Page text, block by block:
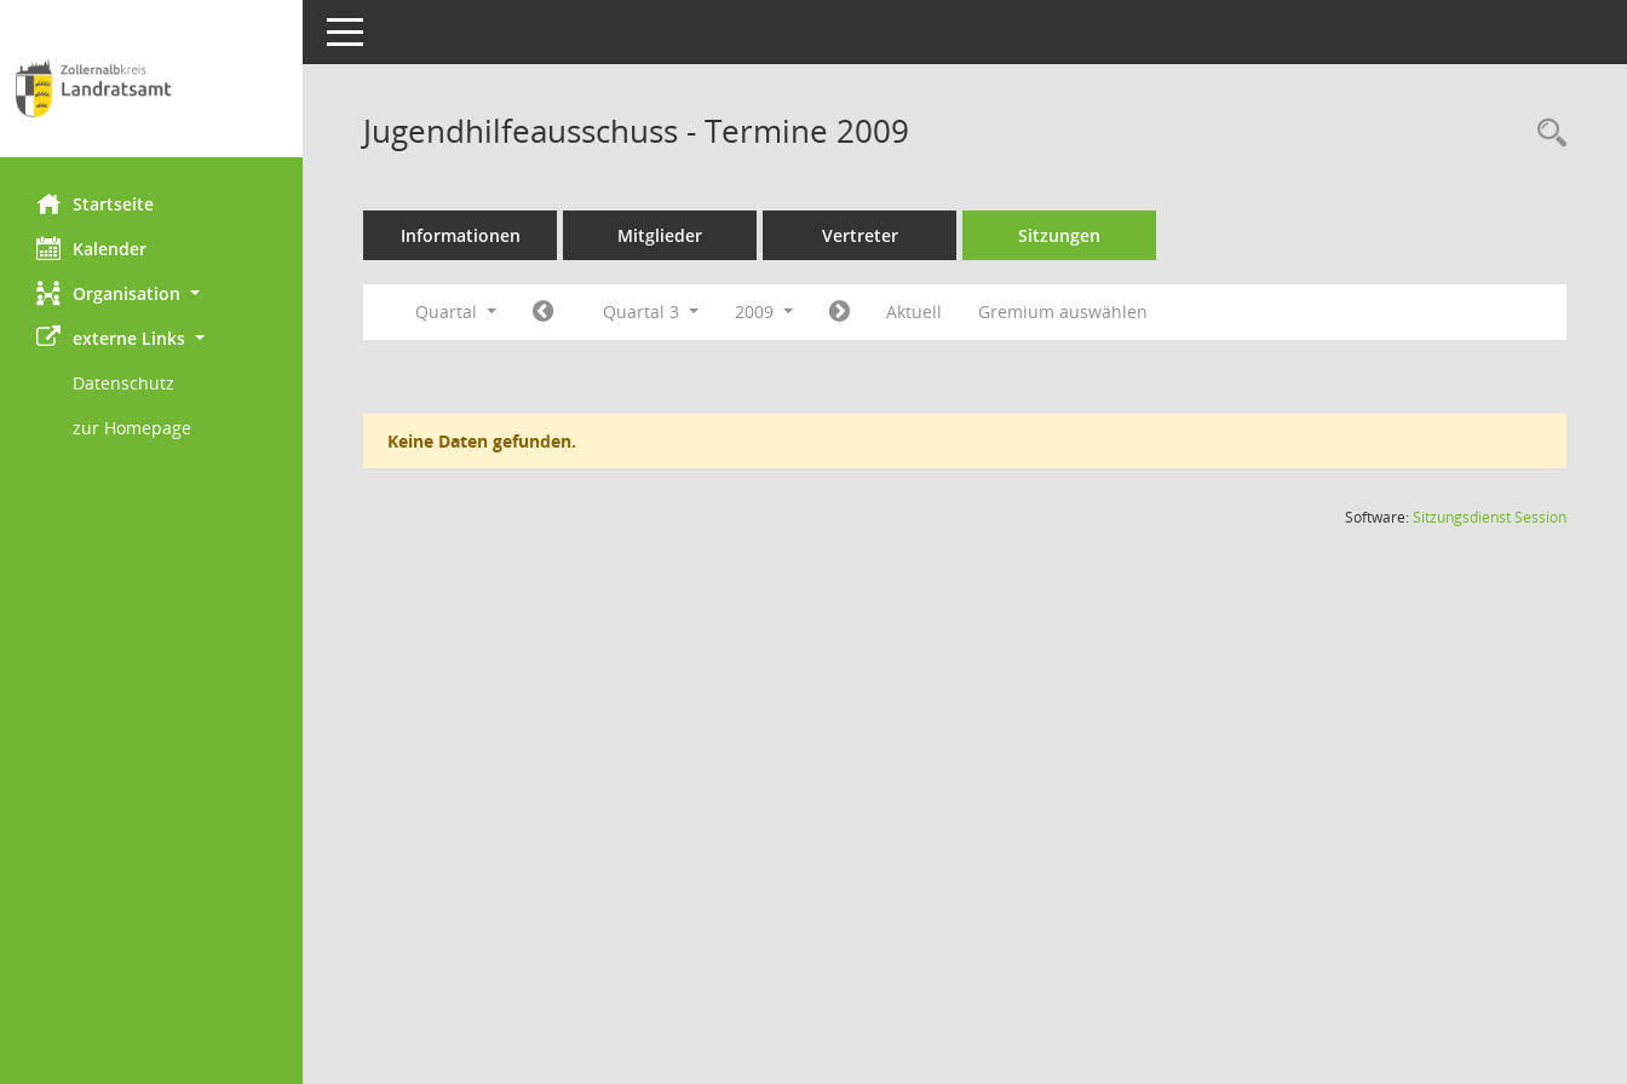
Startseite
Kalender
Organisation
externe Links
Datenschutz
zur Homepage
Toggle navigation
Jugendhilfeausschuss - Termine 2009
Informationen Mitglieder Vertreter Sitzungen
Quartal Quartal 3 2009 Aktuell Gremium auswählen
Keine Daten gefunden.
Software:SitzungsdienstSession(Wird in